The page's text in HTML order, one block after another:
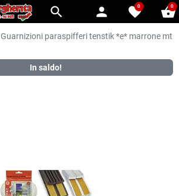
search person favorite
0 shopping_basket
0
Guarnizioni paraspifferi tenstik *e* marrone mt 6
In saldo!